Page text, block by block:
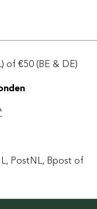
of €50 (BE & DE)
PostNL, Bpost of